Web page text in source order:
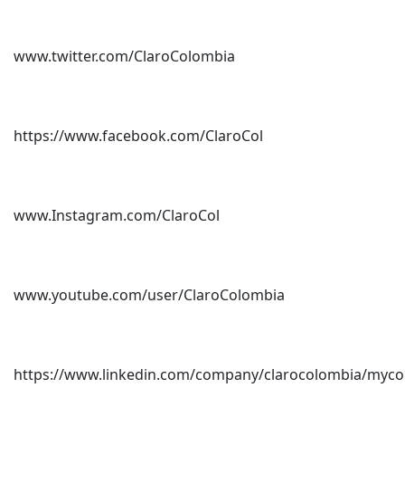
www.twitter.com/ClaroColombia
https://www.facebook.com/ClaroCol
www.Instagram.com/ClaroCol
www.youtube.com/user/ClaroColombia
https://www.linkedin.com/company/clarocolombia/